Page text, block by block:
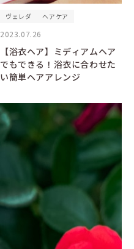
ヴェレダ ヘアケア
2023.07.26
【浴衣ヘア】ミディアムヘア
でもできる！浴衣に合わせた
い簡単ヘアアレンジ